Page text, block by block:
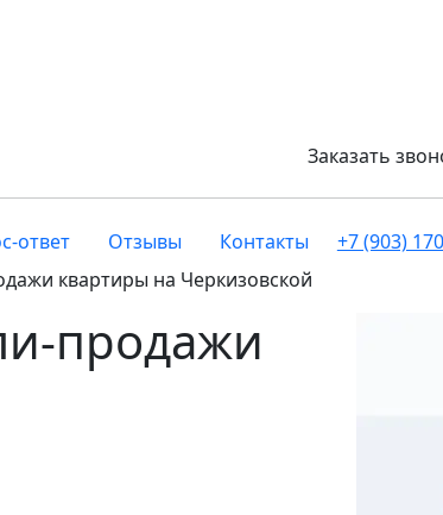
Заказать
ответ Отзывы Контакты +7 (903)
квартиры на Черкизовской
продажи